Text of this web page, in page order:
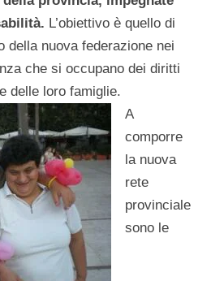
L’obiettivo è quello di
della nuova federazione nei
che si occupano dei diritti
delle loro famiglie.
A
comporre
la nuova
rete
provinciale
sono le